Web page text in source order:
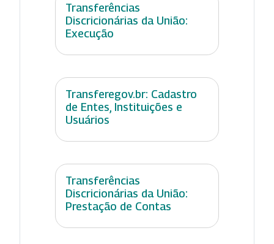
Transferências
Discricionárias da União:
Execução
Transferegov.br: Cadastro
de Entes, Instituições e
Usuários
Transferências
Discricionárias da União:
Prestação de Contas